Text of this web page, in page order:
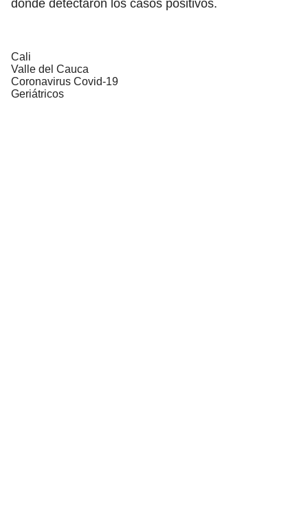
donde detectaron los casos positivos.
Cali
Valle del Cauca
Coronavirus Covid-19
Geriátricos